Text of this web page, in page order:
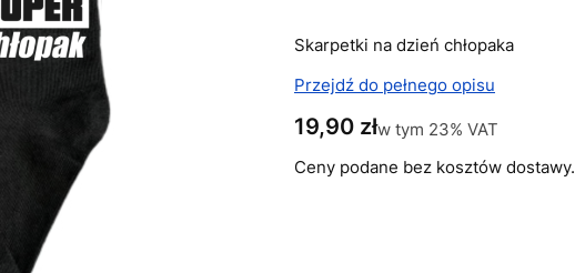
Skarpetki na dzień chłopaka
Przejdź do pełnego opisu
Cena
19,90 złw tym 23% VAT
w tym 23% VAT
Ceny podane bez kosztów dostawy.